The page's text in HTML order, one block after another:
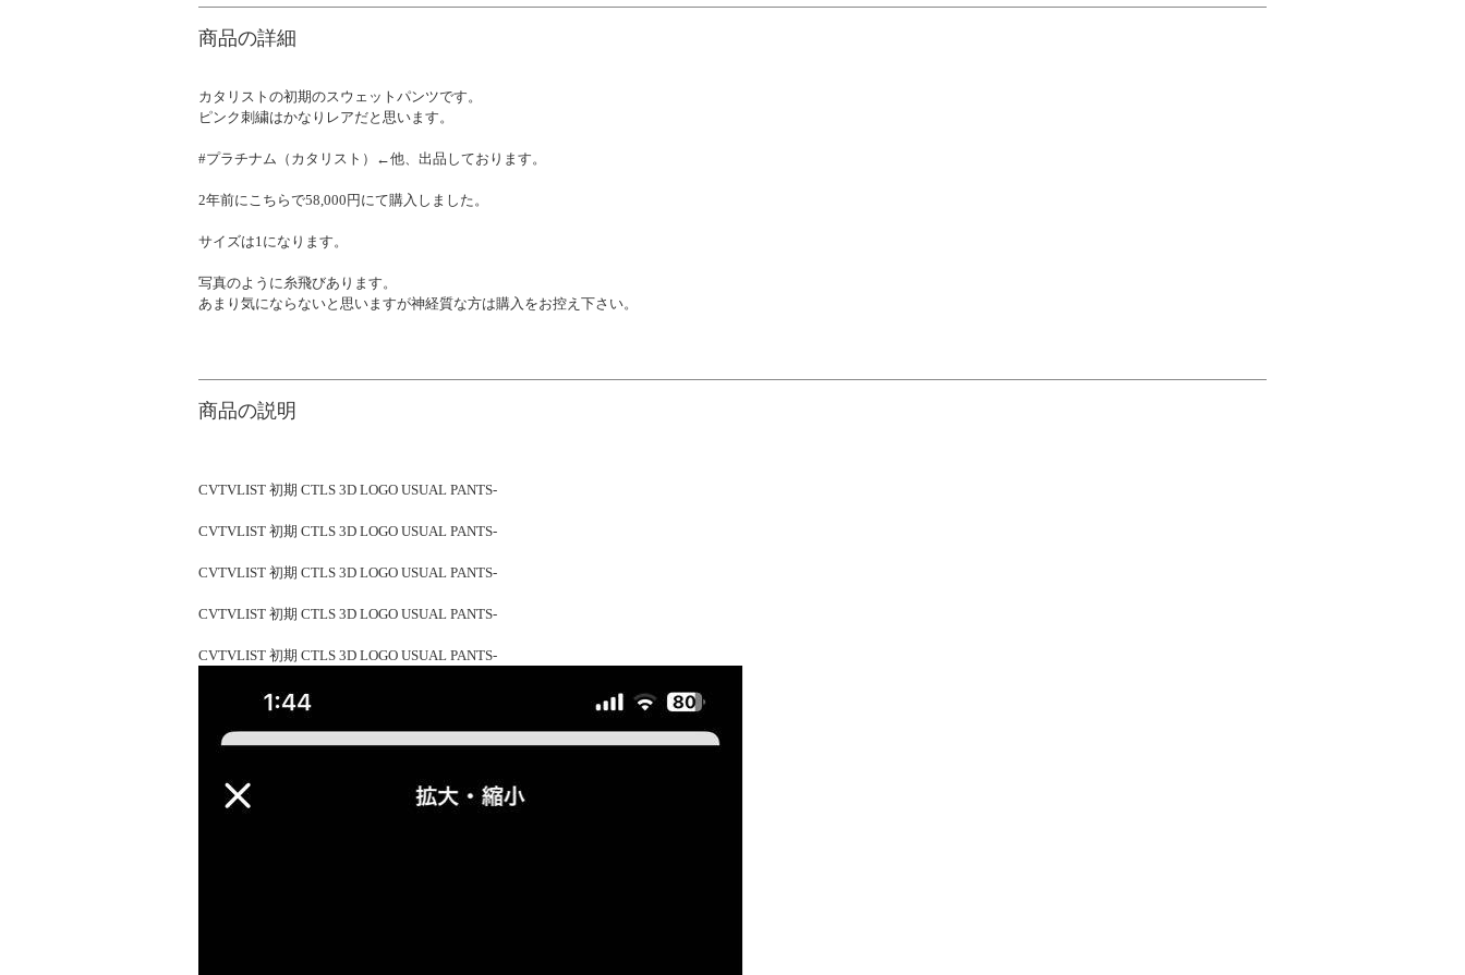
商品の詳細
カタリストの初期のスウェットパンツです。
ピンク刺繍はかなりレアだと思います。
#プラチナム（カタリスト）←他、出品しております。
2年前にこちらで58,000円にて購入しました。
サイズは1になります。
写真のように糸飛びあります。
あまり気にならないと思いますが神経質な方は購入をお控え下さい。
商品の説明
CVTVLIST 初期 CTLS 3D LOGO USUAL PANTS-
CVTVLIST 初期 CTLS 3D LOGO USUAL PANTS-
CVTVLIST 初期 CTLS 3D LOGO USUAL PANTS-
CVTVLIST 初期 CTLS 3D LOGO USUAL PANTS-
CVTVLIST 初期 CTLS 3D LOGO USUAL PANTS-